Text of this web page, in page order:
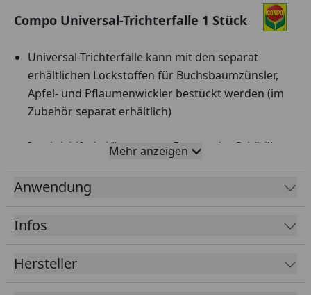
Compo Universal-Trichterfalle 1 Stück
Universal-Trichterfalle kann mit den separat
erhältlichen Lockstoffen für Buchsbaumzünsler,
Apfel- und Pflaumenwickler bestückt werden (im
Zubehör separat erhältlich)
Insektizidfreie Lösung zum Fangen der Schädlinge
Bienen und andere Nützlinge werden nicht
Schnelle und einfache Kontrolle des Befalls durch
Robuste Falle aus recyclebarem Kunststoff kann
Mehr anzeigen
Anwendung
Infos
Hersteller